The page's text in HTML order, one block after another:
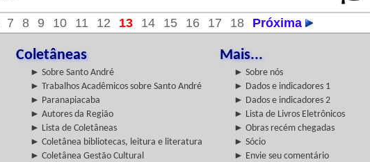
7 8 9 10 11 12 13 14 15 16 17 18 Próxima
Coletâneas Mais...
► Sobre Santo André
► Sobre nós
► Trabalhos Acadêmicos sobre Santo André
► Dados e indicadores 1
► Paranapiacaba
► Dados e indicadores 2
► Autores da Região
► Lista de Livros Eletrônicos
► Lista de Coletâneas
► Obras recém chegadas
► Coletânea bibliotecas, leitura e literatura
► Sócio
► Coletânea Gestão Cultural
► Envie seu comentário